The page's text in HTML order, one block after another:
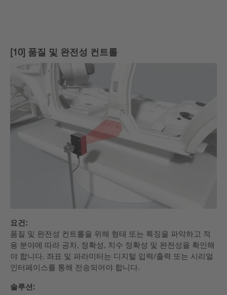
[10] 품질 및 완전성 컨트롤
요건:
품질 및 완전성 컨트롤을 위해 형태 또는 특징을 파악하고 적
용 분야에 따라 공차, 정확성, 치수 정확성 및 완전성을 확인해
야 합니다. 좌표 및 파라미터는 디지털 입력/출력 또는 시리얼
인터페이스를 통해 전송되어야 합니다.
솔루션: